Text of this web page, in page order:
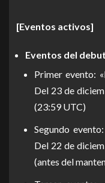
[Eventos activos]
Eventos del
Primer evento:
Del 23 de
(23:59 UTC)
Segundo
Del 22 de
(antes del